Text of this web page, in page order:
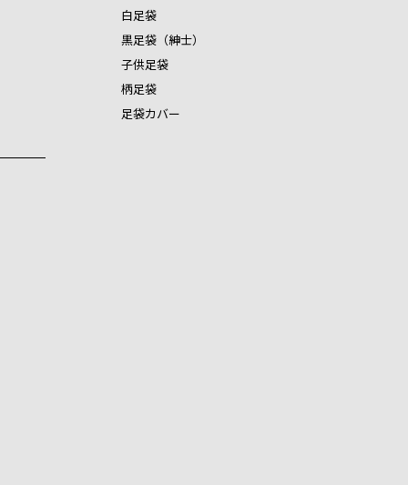
白足袋
黒足袋（紳士）
子供足袋
柄足袋
足袋カバー